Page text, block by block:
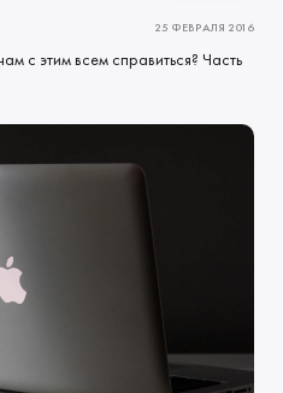
25 ФЕВРАЛЯ 2016
с этим всем справиться? Часть